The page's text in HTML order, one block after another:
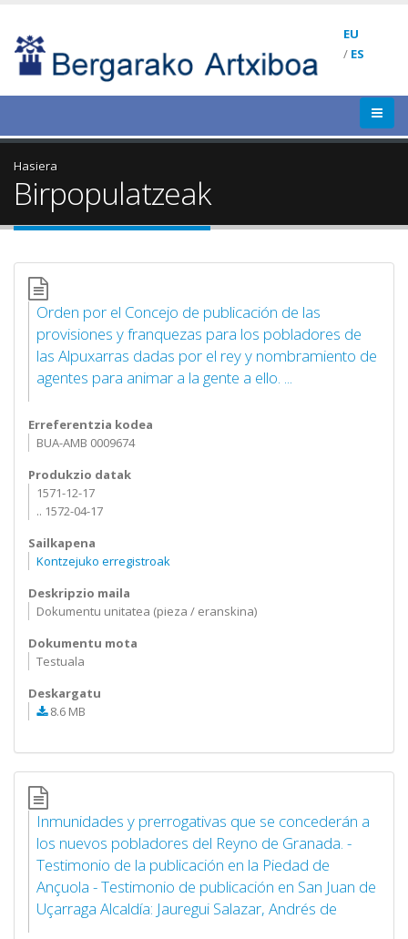
EU
/ ES
Hasiera
Birpopulatzeak
Orden por el Concejo de publicación de las
provisiones y franquezas para los pobladores de
las Alpuxarras dadas por el rey y nombramiento de
agentes para animar a la gente a ello. ...
Erreferentzia kodea
BUA-AMB 0009674
Produkzio datak
1571-12-17
.. 1572-04-17
Sailkapena
Kontzejuko erregistroak
Deskripzio maila
Dokumentu unitatea (pieza / eranskina)
Dokumentu mota
Testuala
Deskargatu
8.6 MB
Inmunidades y prerrogativas que se concederán a
los nuevos pobladores del Reyno de Granada. -
Testimonio de la publicación en la Piedad de
Ançuola - Testimonio de publicación en San Juan de
Uçarraga Alcaldía: Jauregui Salazar, Andrés de